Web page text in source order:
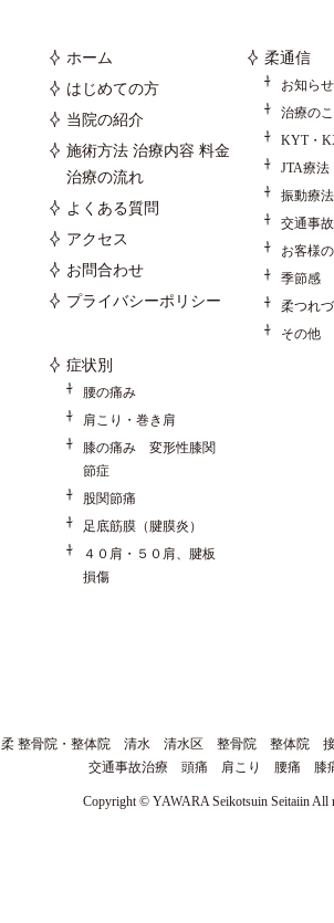
ホーム
はじめての方
当院の紹介
施術方法 治療内容 料金
治療の流れ
よくある質問
アクセス
お問合わせ
プライバシーポリシー
柔通信
お知らせ
治療のこ
KYT・
JTA療法
振動療法
交通事
お客様
季節感
柔つれ
その他
症状別
腰の痛み
肩こり・巻き肩
膝の痛み 変形性膝関
節症
股関節痛
足底筋膜（腱膜炎）
４０肩・５０肩、腱板
損傷
柔 整骨院・整体院 清水 清水区 整骨院 整体院
交通事故治療 頭痛 肩こり 腰痛 膝
Copyright © YAWARA Seikotsuin Seitaiin All